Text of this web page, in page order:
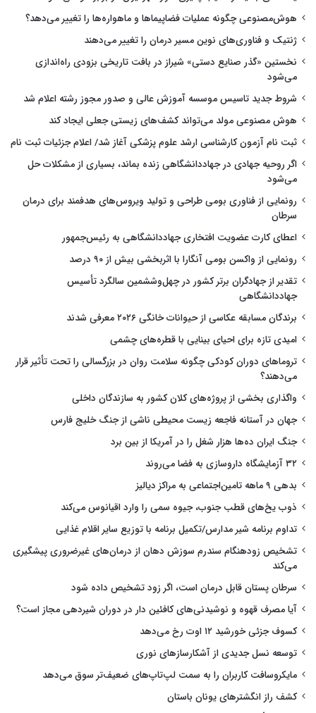
هوش‌مصنوعی چگونه عملیات فضاپیماها و ماهواره‌ها را تغییر می‌دهد؟
ژنتیک و فناوری‌های نوین مسیر درمان را تغییر می‌دهند
نخستین «گذر صنایع دستی» شیراز در بافت تاریخی بزودی راه‌اندازی
می‌شود
شروط جدید تاسیس موسسه آموزش عالی و صدور مجوز رشته اعلام شد
هوش مصنوعی مولد می‌تواند کشف‌های زیستی جعلی ایجاد کند
ثبت نام آزمون کارشناسی ارشد علوم پزشکی آغاز شد/ اعلام جزئیات ثبت نام
اگر روحیه جهادی در جهاددانشگاهی زنده بماند، بسیاری از مشکلات حل
می‌شود
رونمایی از فناوری بومی طراحی و تولید ویروس‌های هدفمند برای درمان
سرطان
اعطای کارت عضویت افتخاری جهاددانشگاهی به رئیس‌جمهور
رونمایی از واکسن بومی آنگارا با اثربخشی بیش از ۹۰ درصد
تقدیر از جهادگران برتر کشور در چهل‌وششمین سالگرد تأسیس
جهاددانشگاهی
برندگان مسابقه عکاسی از حیوانات خانگی ۲۰۲۶ معرفی شدند
امیدی تازه برای احیای بینایی با قطره‌های چشمی
تروماهای دوران کودکی چگونه سلامت روان در بزرگسالی را تحت تأثیر قرار
می‌دهند؟
واگذاری بخشی از پروژه‌های کلان کشور به سازندگان داخلی
جهان در آستانه فاجعه زیست محیطی ناشی از جنگ خلیج فارس
جنگ ایران ده‌ها هزار شغل را در آمریکا از بین برد
۳۲ آزمایشگاه داروسازی به فضا می‌روند
بدهی ۹ ماهه تامین‌اجتماعی به مراکز دیالیز
ذوب یخ‌های قطب جنوب، جیوه سمی را وارد اقیانوس می‌کند
تداوم برنامه شیر مدارس/تکمیل برنامه با توزیع سایر اقلام غذایی
تشخیص زودهنگام سندرم سوزش دهان از درمان‌های غیرضروری پیشگیری
می‌کند
سرطان پستان قابل درمان است، اگر زود تشخیص داده شود
آیا مصرف قهوه و نوشیدنی‌های کافئین دار در دوران شیردهی مجاز است؟
کسوف جزئی خورشید ۱۲ اوت رخ می‌دهد
توسعه نسل جدیدی از آشکارسازهای نوری
مایکروسافت کاربران را به سمت لپ‌تاپ‌های ضعیف‌تر سوق می‌دهد
کشف راز انگشترهای یونان باستان